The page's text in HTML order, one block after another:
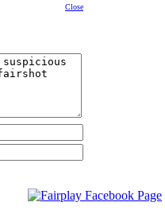
Close